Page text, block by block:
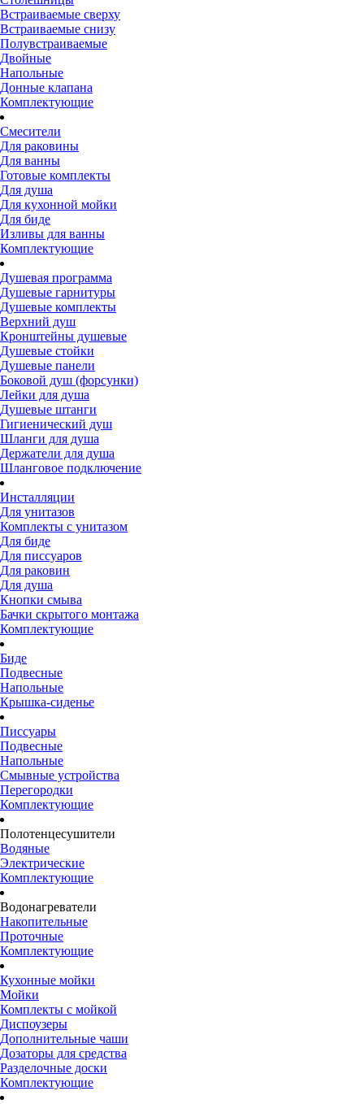
Встраиваемые сверху
Встраиваемые снизу
Полувстраиваемые
Двойные
Напольные
Донные клапана
Комплектующие
Смесители
Для раковины
Для ванны
Готовые комплекты
Для душа
Для кухонной мойки
Для биде
Изливы для ванны
Комплектующие
Душевая программа
Душевые гарнитуры
Душевые комплекты
Верхний душ
Кронштейны душевые
Душевые стойки
Душевые панели
Боковой душ (форсунки)
Лейки для душа
Душевые штанги
Гигиенический душ
Шланги для душа
Держатели для душа
Шланговое подключение
Инсталляции
Для унитазов
Комплекты с унитазом
Для биде
Для писсуаров
Для раковин
Для душа
Кнопки смыва
Бачки скрытого монтажа
Комплектующие
Биде
Подвесные
Напольные
Крышка-сиденье
Писсуары
Подвесные
Напольные
Смывные устройства
Перегородки
Комплектующие
Полотенцесушители
Водяные
Электрические
Комплектующие
Водонагреватели
Накопительные
Проточные
Комплектующие
Кухонные мойки
Мойки
Комплекты с мойкой
Диспоузеры
Дополнительные чаши
Дозаторы для средства
Разделочные доски
Комплектующие